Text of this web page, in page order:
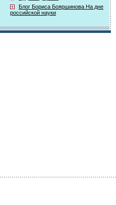
Блог Бориса Бояршинова На дне
российской науки